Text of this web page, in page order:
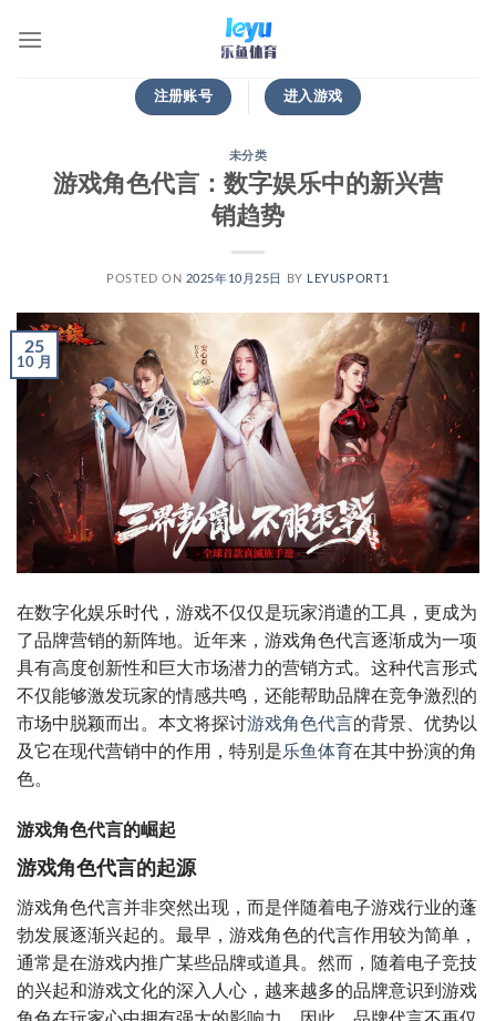
注册账号 进入游戏
未分类
游戏角色代言：数字娱乐中的新兴营
销趋势
POSTED ON 2025年10月25日 BY LEYUSPORT1
25
10 月
在数字化娱乐时代，游戏不仅仅是玩家消遣的工具，更成为
了品牌营销的新阵地。近年来，游戏角色代言逐渐成为一项
具有高度创新性和巨大市场潜力的营销方式。这种代言形式
不仅能够激发玩家的情感共鸣，还能帮助品牌在竞争激烈的
市场中脱颖而出。本文将探讨游戏角色代言的背景、优势以
及它在现代营销中的作用，特别是乐鱼体育在其中扮演的角
色。
游戏角色代言的崛起
游戏角色代言的起源
游戏角色代言并非突然出现，而是伴随着电子游戏行业的蓬
勃发展逐渐兴起的。最早，游戏角色的代言作用较为简单，
通常是在游戏内推广某些品牌或道具。然而，随着电子竞技
的兴起和游戏文化的深入人心，越来越多的品牌意识到游戏